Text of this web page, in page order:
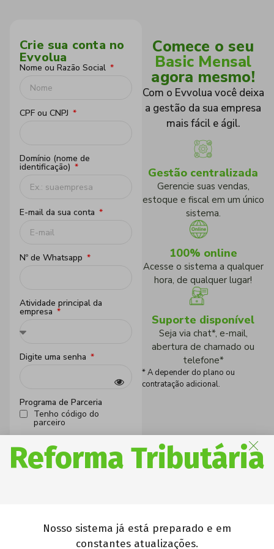
Comece o seu
Basic Mensal
agora mesmo!
Com o Evvolua você deixa
a gestão da sua empresa
mais fácil e ágil.
Gestão centralizada
Gerencie suas vendas,
estoque e fiscal em um único
sistema.
100% online
Acesse o sistema a qualquer
hora, de qualquer lugar!
Suporte disponível
Seja via chat*, e-mail,
abertura de chamado ou
telefone*
* A depender do plano ou
contratação adicional.
Crie sua conta no
Evvolua
Nome ou Razão Social
CPF ou CNPJ
Domínio (nome de
identificação)
E-mail da sua conta
Nº de Whatsapp
Atividade principal da
empresa
Digite uma senha
Programa de Parceria
Tenho código do
parceiro
Declaro ter lido e aceito
ostermos de usoe apolítica
Já possui conta?Faça
Reforma Tributária
Nosso sistema já está preparado e em
constantes atualizações.